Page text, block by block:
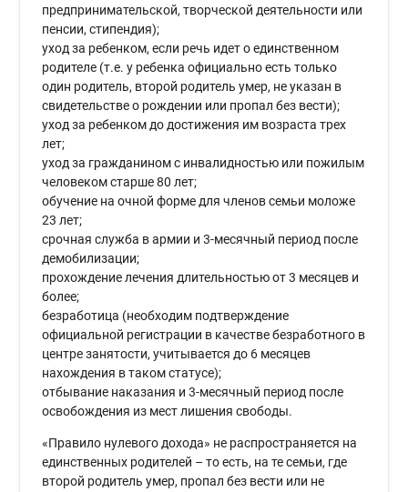
предпринимательской, творческой деятельности или
пенсии, стипендия);
уход за ребенком, если речь идет о единственном
родителе (т.е. у ребенка официально есть только
один родитель, второй родитель умер, не указан в
свидетельстве о рождении или пропал без вести);
уход за ребенком до достижения им возраста трех
лет;
уход за гражданином с инвалидностью или пожилым
человеком старше 80 лет;
обучение на очной форме для членов семьи моложе
23 лет;
срочная служба в армии и 3-месячный период после
демобилизации;
прохождение лечения длительностью от 3 месяцев и
более;
безработица (необходим подтверждение
официальной регистрации в качестве безработного в
центре занятости, учитывается до 6 месяцев
нахождения в таком статусе);
отбывание наказания и 3-месячный период после
освобождения из мест лишения свободы.
«Правило нулевого дохода» не распространяется на
единственных родителей – то есть, на те семьи, где
второй родитель умер, пропал без вести или не